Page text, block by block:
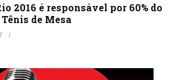
2016 é responsável por 60% do
de Mesa